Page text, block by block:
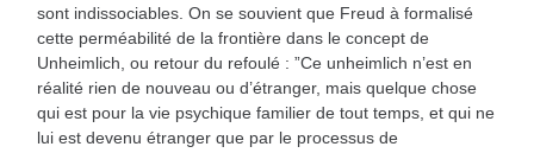
sont indissociables. On se souvient que Freud à formalisé
cette perméabilité de la frontière dans le concept de
Unheimlich, ou retour du refoulé : ”Ce unheimlich n’est en
réalité rien de nouveau ou d’étranger, mais quelque chose
qui est pour la vie psychique familier de tout temps, et qui ne
lui est devenu étranger que par le processus de